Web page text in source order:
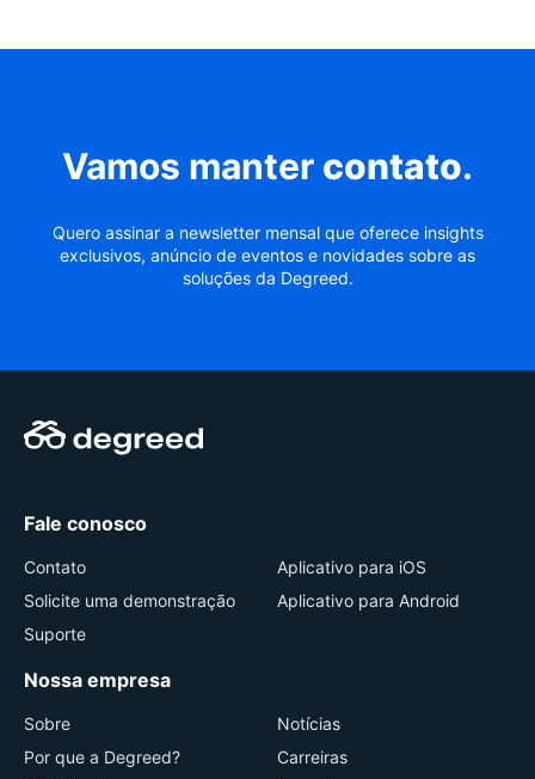
Vamos manter contato.
Quero assinar a newsletter mensal que oferece insights
exclusivos, anúncio de eventos e novidades sobre as
soluções da Degreed.
Fale conosco
Contato
Solicite uma demonstração
Suporte
Aplicativo para iOS
Aplicativo para Android
Nossa empresa
Sobre
Por que a Degreed?
Notícias
Carreiras